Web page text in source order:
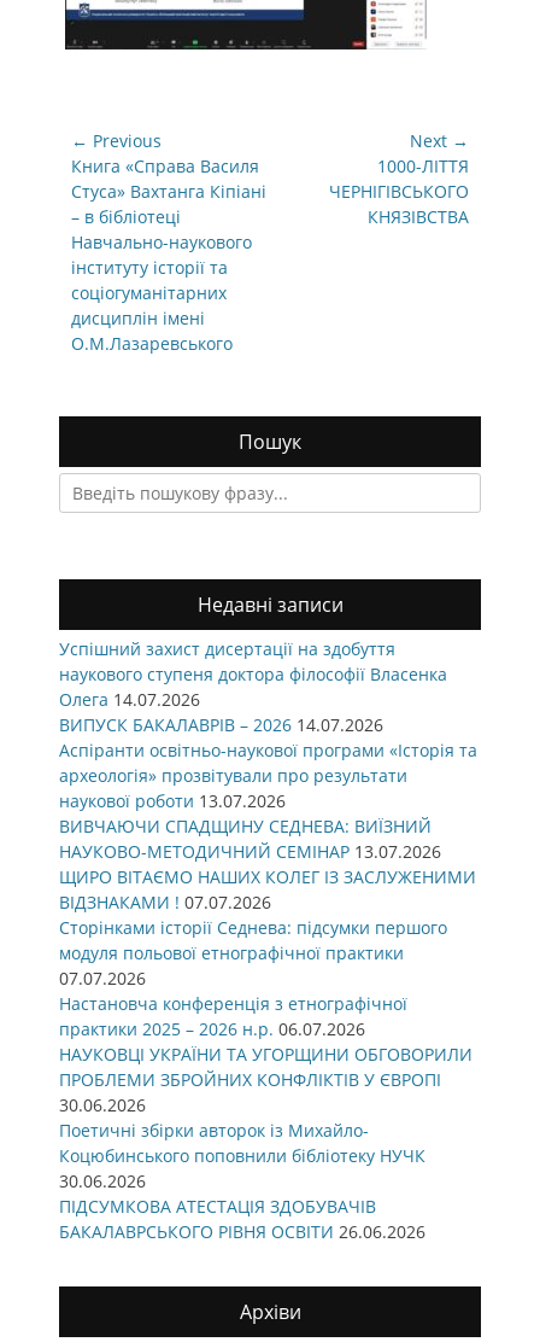
Навігація
записів
← Previous
Previous
post:
Книга «Справа Василя
Стуса» Вахтанга Кіпіані
– в бібліотеці
Навчально-наукового
інституту історії та
соціогуманітарних
дисциплін імені
О.М.Лазаревського
Next →
1000-ЛІТТЯ
ЧЕРНІГІВСЬКОГО
КНЯЗІВСТВА
Пошук
Search
for:
Недавні записи
Успішний захист дисертації на здобуття
наукового ступеня доктора філософії Власенка
Олега 14.07.2026
ВИПУСК БАКАЛАВРІВ – 2026 14.07.2026
Аспіранти освітньо-наукової програми «Історія та
археологія» прозвітували про результати
наукової роботи 13.07.2026
ВИВЧАЮЧИ СПАДЩИНУ СЕДНЕВА: ВИЇЗНИЙ
НАУКОВО-МЕТОДИЧНИЙ СЕМІНАР 13.07.2026
ЩИРО ВІТАЄМО НАШИХ КОЛЕГ ІЗ ЗАСЛУЖЕНИМИ
ВІДЗНАКАМИ ! 07.07.2026
Сторінками історії Седнева: підсумки першого
модуля польової етнографічної практики
07.07.2026
Настановча конференція з етнографічної
практики 2025 – 2026 н.р. 06.07.2026
НАУКОВЦІ УКРАЇНИ ТА УГОРЩИНИ ОБГОВОРИЛИ
ПРОБЛЕМИ ЗБРОЙНИХ КОНФЛІКТІВ У ЄВРОПІ
30.06.2026
Поетичні збірки авторок із Михайло-
Коцюбинського поповнили бібліотеку НУЧК
30.06.2026
ПІДСУМКОВА АТЕСТАЦІЯ ЗДОБУВАЧІВ
БАКАЛАВРСЬКОГО РІВНЯ ОСВІТИ 26.06.2026
Архіви